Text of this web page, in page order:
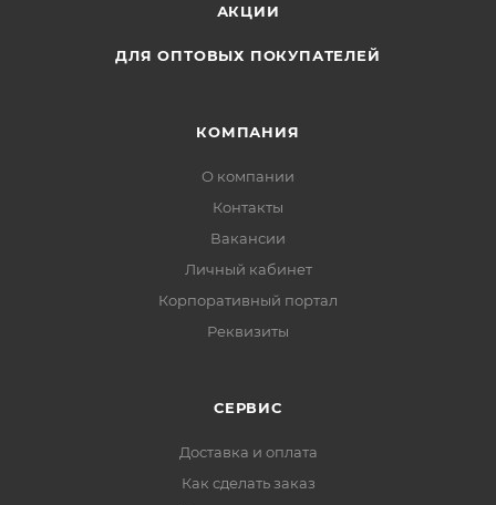
АКЦИИ
ДЛЯ ОПТОВЫХ ПОКУПАТЕЛЕЙ
КОМПАНИЯ
О компании
Контакты
Вакансии
Личный кабинет
Корпоративный портал
Реквизиты
СЕРВИС
Доставка и оплата
Как сделать заказ